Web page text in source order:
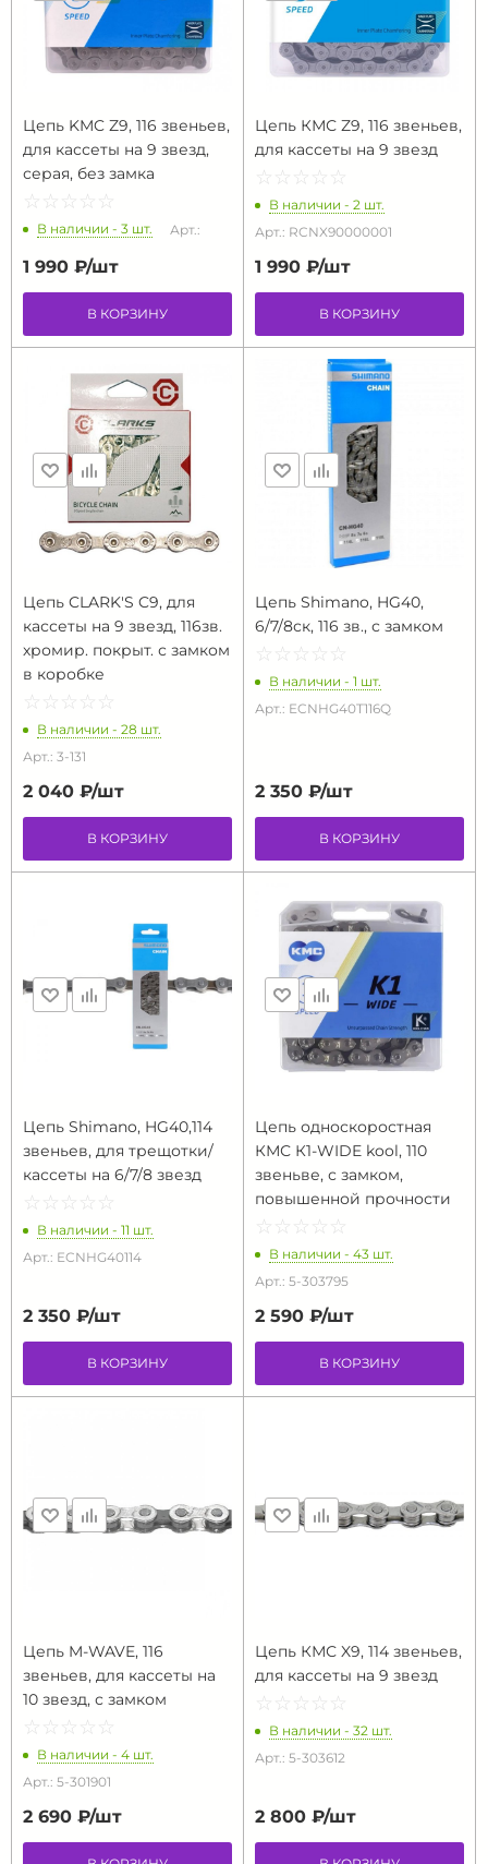
Цепь KMC Z9, 116 звеньев,
для кассеты на 9 звезд,
серая, без замка
☆ ☆ ☆ ☆ ☆
★ ★ ★ ★ ★
В наличии - 3 шт. Арт.:
1 990 ₽/шт
В КОРЗИНУ
Цепь КМС Z9, 116 звеньев,
для кассеты на 9 звезд
☆ ☆ ☆ ☆ ☆
★ ★ ★ ★ ★
В наличии - 2 шт.
Арт.: RCNX90000001
1 990 ₽/шт
В КОРЗИНУ
Цепь CLARK'S C9, для
кассеты на 9 звезд, 116зв.
хромир. покрыт. с замком
в коробке
☆ ☆ ☆ ☆ ☆
★ ★ ★ ★ ★
В наличии - 28 шт.
Арт.: 3-131
2 040 ₽/шт
В КОРЗИНУ
Цепь Shimano, HG40,
6/7/8ск, 116 зв., с замком
☆ ☆ ☆ ☆ ☆
★ ★ ★ ★ ★
В наличии - 1 шт.
Арт.: ECNHG40T116Q
2 350 ₽/шт
В КОРЗИНУ
Цепь Shimano, HG40,114
звеньев, для трещотки/
кассеты на 6/7/8 звезд
☆ ☆ ☆ ☆ ☆
★ ★ ★ ★ ★
В наличии - 11 шт.
Арт.: ECNHG40114
2 350 ₽/шт
В КОРЗИНУ
Цепь односкоростная
КМС К1-WIDE kool, 110
звеньве, с замком,
повышенной прочности
☆ ☆ ☆ ☆ ☆
★ ★ ★ ★ ★
В наличии - 43 шт.
Арт.: 5-303795
2 590 ₽/шт
В КОРЗИНУ
Цепь M-WAVE, 116
звеньев, для кассеты на
10 звезд, с замком
☆ ☆ ☆ ☆ ☆
★ ★ ★ ★ ★
В наличии - 4 шт.
Арт.: 5-301901
2 690 ₽/шт
Цепь КМС X9, 114 звеньев,
для кассеты на 9 звезд
☆ ☆ ☆ ☆ ☆
★ ★ ★ ★ ★
В наличии - 32 шт.
Арт.: 5-303612
2 800 ₽/шт